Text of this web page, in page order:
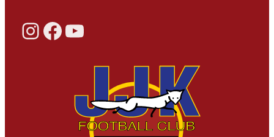
InstagramFacebook YouTube